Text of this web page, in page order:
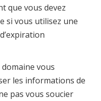
que vous devez
si vous utilisez une
vous
les informations de
pas vous soucier